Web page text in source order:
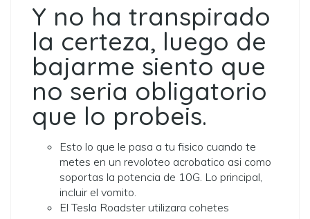
Y no ha transpirado
la certeza, luego de
bajarme siento que
no seri­a obligatorio
que lo probeis.
Esto lo que le pasa a tu fisico cuando te
metes en un revoloteo acrobatico asi­ como
soportas la potencia de 10G. Lo principal,
incluir el vomito.
El Tesla Roadster utilizara cohetes